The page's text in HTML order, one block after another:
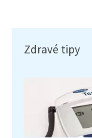
Zdravé tipy